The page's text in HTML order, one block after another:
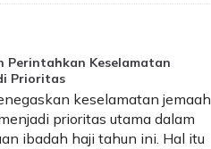
Perintahkan Keselamatan
Prioritas
keselamatan jemaah
prioritas utama dalam
ibadah haji tahun ini. Hal itu